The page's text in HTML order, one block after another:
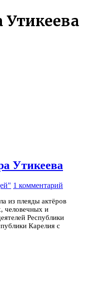
Утикеева
Утикеева
1 комментарий
из плеяды актёров
человечных и
Республики
Карелия с